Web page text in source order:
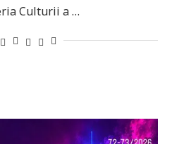
Culturii a …